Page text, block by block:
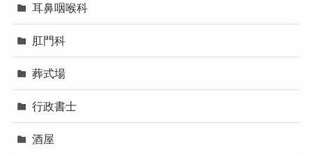
耳鼻咽喉科
肛門科
葬式場
行政書士
酒屋